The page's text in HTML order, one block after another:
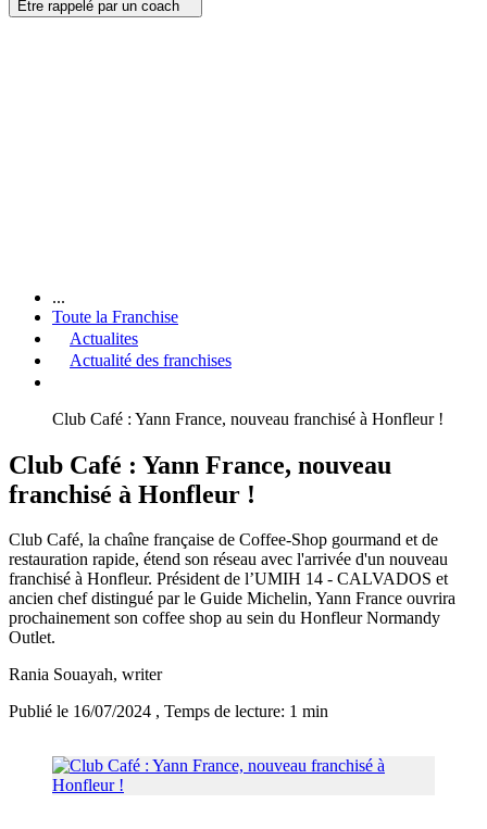
Etre rappelé par un coach
...
Toute la Franchise
Actualites
Actualité des franchises
Club Café : Yann France, nouveau franchisé à Honfleur !
Club Café : Yann France, nouveau
franchisé à Honfleur !
Club Café, la chaîne française de Coffee-Shop gourmand et de
restauration rapide, étend son réseau avec l'arrivée d'un nouveau
franchisé à Honfleur. Président de l’UMIH 14 - CALVADOS et
ancien chef distingué par le Guide Michelin, Yann France ouvrira
prochainement son coffee shop au sein du Honfleur Normandy
Outlet.
Rania Souayah, writer
Publié le 16/07/2024 , Temps de lecture: 1 min